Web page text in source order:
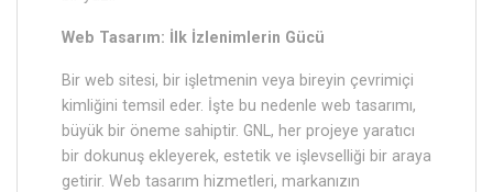
Web Tasarım: İlk İzlenimlerin Gücü
Bir web sitesi, bir işletmenin veya bireyin çevrimiçi
kimliğini temsil eder. İşte bu nedenle web tasarımı,
büyük bir öneme sahiptir. GNL, her projeye yaratıcı
bir dokunuş ekleyerek, estetik ve işlevselliği bir araya
getirir. Web tasarım hizmetleri, markanızın